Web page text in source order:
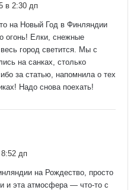
в 2:30 дп
на Новый Год в Финляндии
огонь! Елки, снежные
город светится. Мы с
на санках, столько
за статью, напомнила о тех
Надо снова поехать!
дп
на Рождество, просто
и эта атмосфера — что-то с